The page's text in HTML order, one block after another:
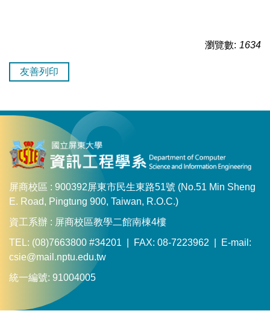
瀏覽數: 1634
友善列印
屏商校區 : 900392屏東市民生東路51號 (No.51 Min Sheng
E. Road, Pingtung 900, Taiwan, R.O.C.)
資工系辦 : 屏商校區教學二館南棟4樓
TEL: (08)7663800 #34201 | FAX: 08-7223962 | E-mail:
csie@mail.nptu.edu.tw
統一編號: 91004005